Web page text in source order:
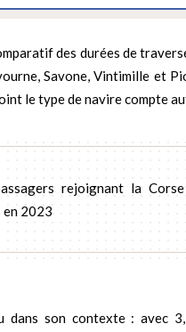
des durées de
Savone, Vintimille et
le type de navire compte
rejoignant la
2023
dans son contexte : avec